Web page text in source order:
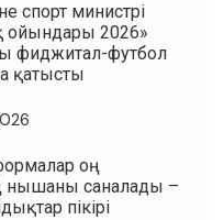
спорт министрі
ойындары 2026»
фиджитал-футбол
қатысты
оң
нышаны саналады –
пікірі